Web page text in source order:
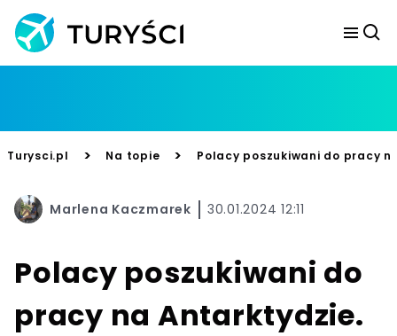
Turysci.pl > Na topie > Polacy poszukiwani do pracy
Marlena Kaczmarek 30.01.2024 12:11
Polacy poszukiwani do
pracy na Antarktydzie.